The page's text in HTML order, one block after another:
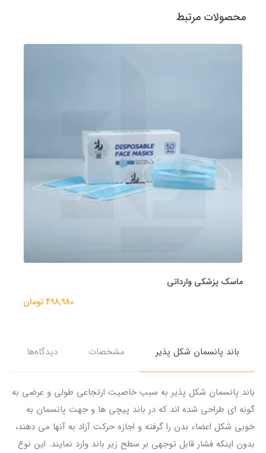
محصولات مرتبط
ماسک پزشکی وارداتی
498,980 تومان
باند پانسمان شکل پذیر مشخصات دیدگاه‌ها
باند پانسمان شکل پذیر به سبب خاصیت ارتجاعی طولی و عرضی به
گونه ای طراحی شده اند که در باند پیچی ها و جهت پانسمان به
خوبی شکل اعضاء بدن را گرفته و اجازه حرکت آزاد به آنها می دهند،
بدون اینکه فشار قابل توجهی بر سطح زیر باند وارد نمایند. این نوع